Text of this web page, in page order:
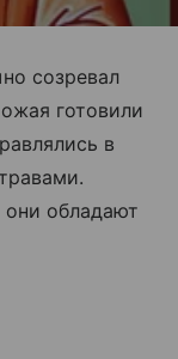
созревал
готовили
в
они обладают